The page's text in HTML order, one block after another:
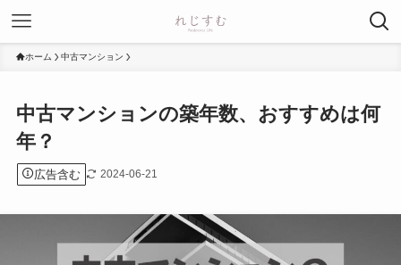
ホーム 中古マンション
中古マンションの築年数、おすすめは何
年？
広告含む 2024-06-21